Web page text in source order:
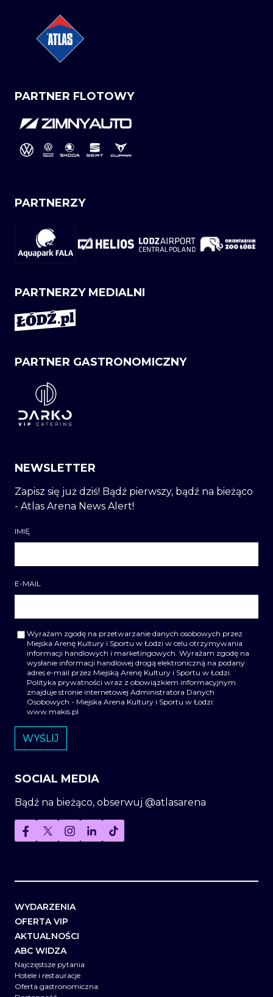
PARTNER FLOTOWY
PARTNERZY
PARTNERZY MEDIALNI
PARTNER GASTRONOMICZNY
NEWSLETTER
Zapisz się już dziś! Bądź pierwszy, bądź na bieżąco
- Atlas Arena News Alert!
IMIĘ
E-MAIL
Wyrażam zgodę na przetwarzanie danych osobowych przez
Miejska Arenę Kultury i Sportu w Łodzi w celu otrzymywania
informacji handlowych i marketingowych. Wyrażam zgodę na
wysłanie informacji handlowej drogą elektroniczną na podany
adres e-mail przez Miejską Arenę Kultury i Sportu w Łodzi.
Polityka prywatności wraz z obowiązkiem informacyjnym
znajduje stronie internetowej Administratora Danych
Osobowych - Miejska Arena Kultury i Sportu w Łodzi:
www.makis.pl
SOCIAL MEDIA
Bądź na bieżąco, obserwuj @atlasarena
WYDARZENIA
OFERTA VIP
AKTUALNOŚCI
ABC WIDZA
Najczęstsze pytania
Hotele i restauracje
Oferta gastronomiczna